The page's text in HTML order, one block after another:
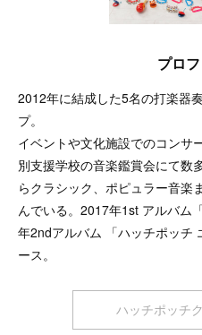
プロ
2012年に結成した5名の打楽器
プ。
イベントや文化施設でのコンサ
別支援学校の音楽鑑賞会にて数
らクラシック、ポピュラー音楽
んでいる。2017年1st アルバム
年2ndアルバム 「ハッチポッチ
ース。
ハッチポッチ